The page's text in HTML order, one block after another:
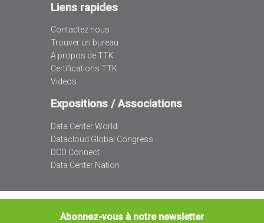
Liens rapides
Contactez nous
Trouver un bureau
A propos de TTK
Certifications TTK
Videos
Expositions / Associations
Data Center World
Datacloud Global Congress
DCD Connect
Data Center Nation
Abonnez-vous à notre newsletter